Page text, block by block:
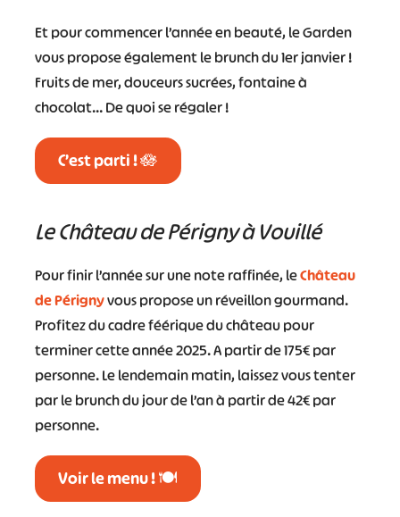
Et pour commencer l’année en beauté, le Garden
vous propose également le brunch du 1er janvier !
Fruits de mer, douceurs sucrées, fontaine à
chocolat… De quoi se régaler !
C’est parti ! 🪷
Le Château de Périgny à Vouillé
Pour finir l’année sur une note raffinée, leChâteau
de Pérignyvous propose un réveillon gourmand.
Profitez du cadre féérique du château pour
terminer cette année 2025. A partir de 175€ par
personne. Le lendemain matin, laissez vous tenter
par le brunch du jour de l’an à partir de 42€ par
personne.
Voir le menu ! 🍽️